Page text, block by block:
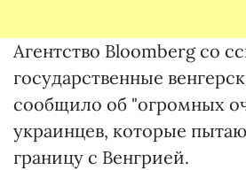
Агентство Bloomberg со
государственные
сообщило об "огромных
украинцев, которые
границу с Венгрией.